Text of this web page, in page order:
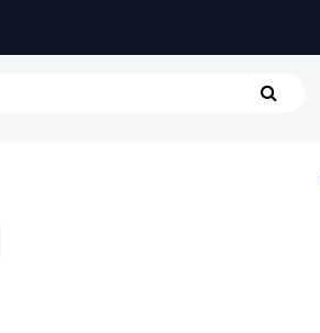
Кинематограф